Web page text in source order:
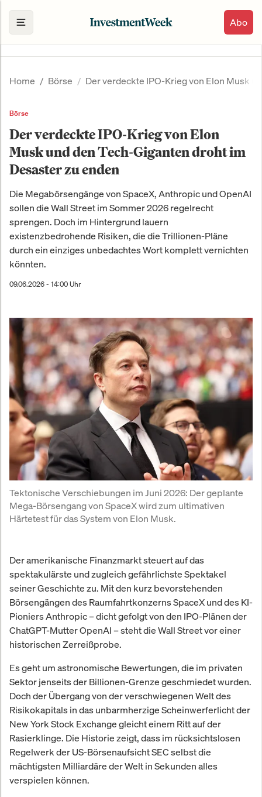
Abo
Home Börse Der verdeckte IPO-Krieg von Elon Musk
Börse
Der verdeckte IPO-Krieg von Elon
Musk und den Tech-Giganten droht im
Desaster zu enden
Die Megabörsengänge von SpaceX, Anthropic und OpenAI
sollen die Wall Street im Sommer 2026 regelrecht
sprengen. Doch im Hintergrund lauern
existenzbedrohende Risiken, die die Trillionen-Pläne
durch ein einziges unbedachtes Wort komplett vernichten
könnten.
09.06.2026 - 14:00 Uhr
Tektonische Verschiebungen im Juni 2026: Der geplante
Mega-Börsengang von SpaceX wird zum ultimativen
Härtetest für das System von Elon Musk.
Der amerikanische Finanzmarkt steuert auf das
spektakulärste und zugleich gefährlichste Spektakel
seiner Geschichte zu. Mit den kurz bevorstehenden
Börsengängen des Raumfahrtkonzerns SpaceX und des KI-
Pioniers Anthropic – dicht gefolgt von den IPO-Plänen der
ChatGPT-Mutter OpenAI – steht die Wall Street vor einer
historischen Zerreißprobe.
Es geht um astronomische Bewertungen, die im privaten
Sektor jenseits der Billionen-Grenze geschmiedet wurden.
Doch der Übergang von der verschwiegenen Welt des
Risikokapitals in das unbarmherzige Scheinwerferlicht der
New York Stock Exchange gleicht einem Ritt auf der
Rasierklinge. Die Historie zeigt, dass im rücksichtslosen
Regelwerk der US-Börsenaufsicht SEC selbst die
mächtigsten Milliardäre der Welt in Sekunden alles
verspielen können.